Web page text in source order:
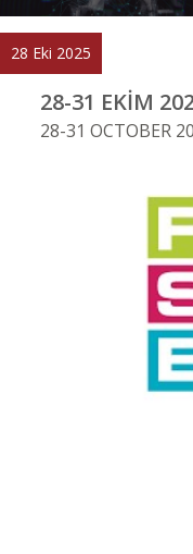
28 Eki 2025
28-31 EKİM
28-31 OCTOBER